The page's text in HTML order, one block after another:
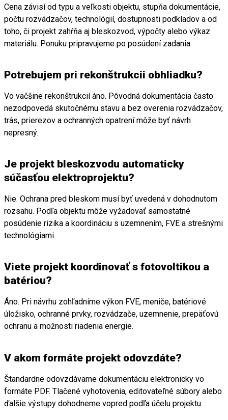
Cena závisí od typu a veľkosti objektu, stupňa dokumentácie,
počtu rozvádzačov, technológií, dostupnosti podkladov a od
toho, či projekt zahŕňa aj bleskozvod, výpočty alebo výkaz
materiálu. Ponuku pripravujeme po posúdení zadania.
Potrebujem pri rekonštrukcii obhliadku?
Vo väčšine rekonštrukcií áno. Pôvodná dokumentácia často
nezodpovedá skutočnému stavu a bez overenia rozvádzačov,
trás, prierezov a ochranných opatrení môže byť návrh
nepresný.
Je projekt bleskozvodu automaticky
súčasťou elektroprojektu?
Nie. Ochrana pred bleskom musí byť uvedená v dohodnutom
rozsahu. Podľa objektu môže vyžadovať samostatné
posúdenie rizika a koordináciu s uzemnením, FVE a strešnými
technológiami.
Viete projekt koordinovať s fotovoltikou a
batériou?
Áno. Pri návrhu zohľadníme výkon FVE, meniče, batériové
úložisko, ochranné prvky, rozvádzače, uzemnenie, prepäťovú
ochranu a možnosti riadenia energie.
V akom formáte projekt odovzdáte?
Štandardne odovzdávame dokumentáciu elektronicky vo
formáte PDF. Tlačené vyhotovenia, editovateľné súbory alebo
ďalšie výstupy dohodneme vopred podľa účelu projektu.